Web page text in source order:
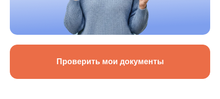
Проверить мои документы